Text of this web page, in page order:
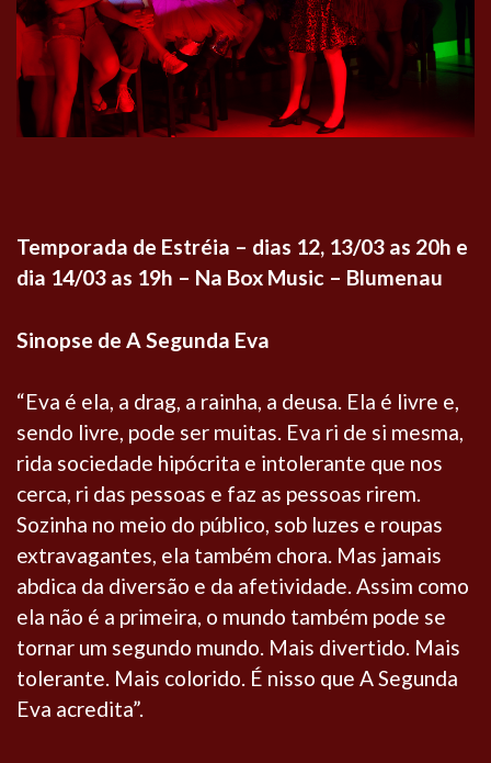
Temporada de Estréia – dias 12, 13/03 as 20h e
dia 14/03 as 19h – Na Box Music – Blumenau
Sinopse de A Segunda Eva
“Eva é ela, a drag, a rainha, a deusa. Ela é livre e,
sendo livre, pode ser muitas. Eva ri de si mesma,
rida sociedade hipócrita e intolerante que nos
cerca, ri das pessoas e faz as pessoas rirem.
Sozinha no meio do público, sob luzes e roupas
extravagantes, ela também chora. Mas jamais
abdica da diversão e da afetividade. Assim como
ela não é a primeira, o mundo também pode se
tornar um segundo mundo. Mais divertido. Mais
tolerante. Mais colorido. É nisso que A Segunda
Eva acredita”.